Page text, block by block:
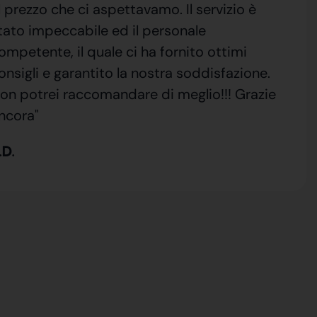
prezzo che ci aspettavamo. Il servizio è
impeccabile ed il personale
il quale ci ha fornito ottimi
e garantito la nostra soddisfazione.
potrei raccomandare di meglio!!! Grazie